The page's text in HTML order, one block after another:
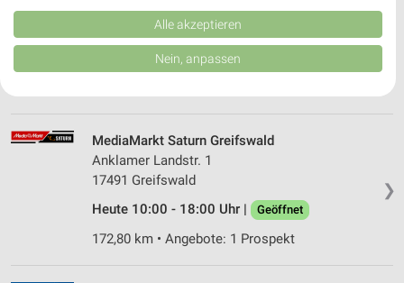
❯
Rostocker Straße 14
17166 Teterow
Heute 09:00 - 11:30 Uhr |
❯
MediaMarkt Saturn Greifswald
Anklamer Landstr. 1
17491 Greifswald
Heute 10:00 - 18:00 Uhr |
Geöffnet
172,80 km • Angebote: 1 Prospekt
Kombinationen von Daten aus verschiedenen Quellen. Entwicklung und
Verbesserung der Angebote. Verwendung reduzierter Daten zur Auswahl
von Inhalten.
Daten können außerhalb der Europäischen Union weitergegeben und in die
USA gesendet werden.
Website/App.
Wir nutzen Ihre Daten für folgende Zwecke:
Speichern von oder Zugriff auf Informationen
auf einem Endgerät
Verwendung reduzierter Daten zur Auswahl von
Alle akzeptieren
Nein, anpassen